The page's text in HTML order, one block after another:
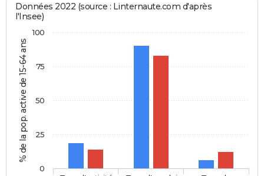
% de la pop. active de 15-64 ans
Données 2022 (source : Linternaute.com d'après
l'Insee)
0
25
50
75
100